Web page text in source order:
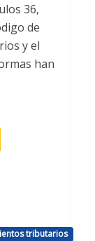
36,
de
y el
han
tributarios